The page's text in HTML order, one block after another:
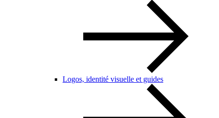
Logos, identité visuelle et guides